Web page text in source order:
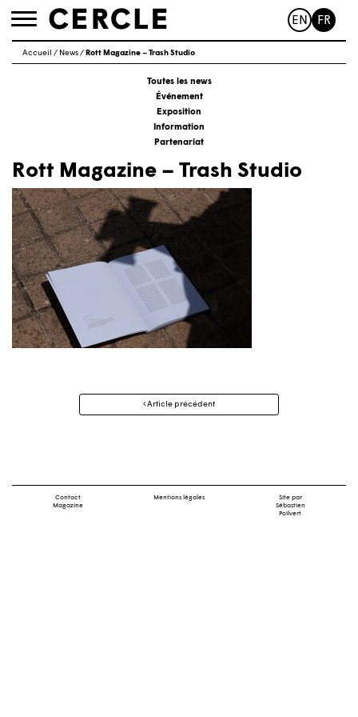
Toggle
EN FR
Accueil / News/ Rott Magazine – Trash Studio
Toutes les news
Événement
Exposition
Information
Partenariat
Rott Magazine – Trash Studio
Navigation
Article précédent
Contact
Magazine
Mentions légales
Site par
Sébastien
Poilvert